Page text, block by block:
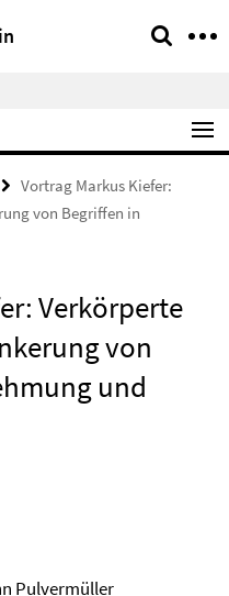
Vortrag Markus Kiefer:
von Begriffen in
Verkörperte
von
und
Pulvermüller